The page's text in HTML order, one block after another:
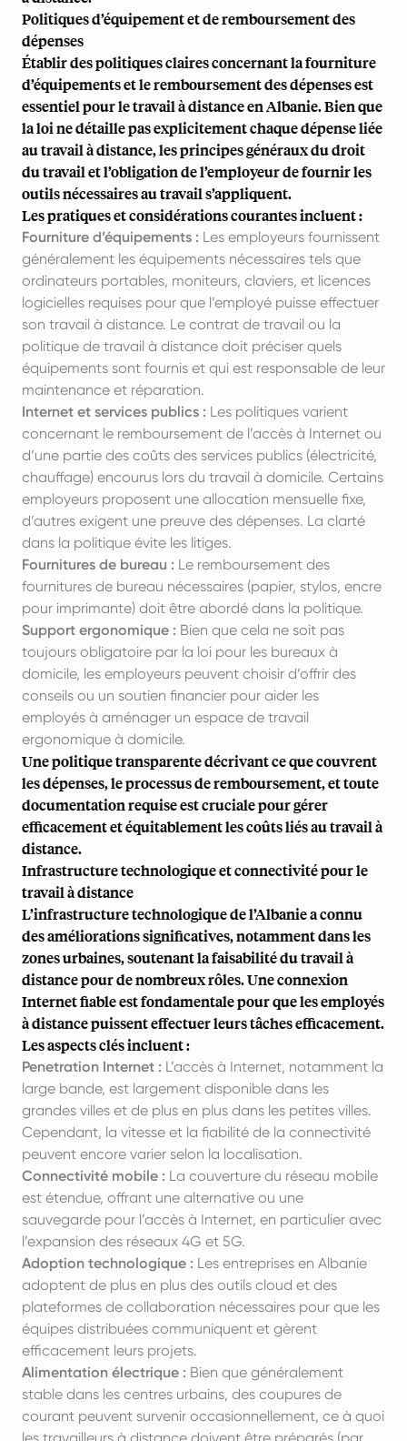
Politiques d’équipement et de remboursement des
dépenses
Établir des politiques claires concernant la fourniture
d’équipements et le remboursement des dépenses est
essentiel pour le travail à distance en Albanie. Bien que
la loi ne détaille pas explicitement chaque dépense liée
au travail à distance, les principes généraux du droit
du travail et l’obligation de l’employeur de fournir les
outils nécessaires au travail s’appliquent.
Les pratiques et considérations courantes incluent :
Fourniture d’équipements : Les employeurs fournissent
généralement les équipements nécessaires tels que
ordinateurs portables, moniteurs, claviers, et licences
logicielles requises pour que l’employé puisse effectuer
son travail à distance. Le contrat de travail ou la
politique de travail à distance doit préciser quels
équipements sont fournis et qui est responsable de leur
maintenance et réparation.
Internet et services publics : Les politiques varient
concernant le remboursement de l’accès à Internet ou
d’une partie des coûts des services publics (électricité,
chauffage) encourus lors du travail à domicile. Certains
employeurs proposent une allocation mensuelle fixe,
d’autres exigent une preuve des dépenses. La clarté
dans la politique évite les litiges.
Fournitures de bureau : Le remboursement des
fournitures de bureau nécessaires (papier, stylos, encre
pour imprimante) doit être abordé dans la politique.
Support ergonomique : Bien que cela ne soit pas
toujours obligatoire par la loi pour les bureaux à
domicile, les employeurs peuvent choisir d’offrir des
conseils ou un soutien financier pour aider les
employés à aménager un espace de travail
ergonomique à domicile.
Une politique transparente décrivant ce que couvrent
les dépenses, le processus de remboursement, et toute
documentation requise est cruciale pour gérer
efficacement et équitablement les coûts liés au travail à
distance.
Infrastructure technologique et connectivité pour le
travail à distance
L’infrastructure technologique de l’Albanie a connu
des améliorations significatives, notamment dans les
zones urbaines, soutenant la faisabilité du travail à
distance pour de nombreux rôles. Une connexion
Internet fiable est fondamentale pour que les employés
à distance puissent effectuer leurs tâches efficacement.
Les aspects clés incluent :
Penetration Internet : L’accès à Internet, notamment la
large bande, est largement disponible dans les
grandes villes et de plus en plus dans les petites villes.
Cependant, la vitesse et la fiabilité de la connectivité
peuvent encore varier selon la localisation.
Connectivité mobile : La couverture du réseau mobile
est étendue, offrant une alternative ou une
sauvegarde pour l’accès à Internet, en particulier avec
l’expansion des réseaux 4G et 5G.
Adoption technologique : Les entreprises en Albanie
adoptent de plus en plus des outils cloud et des
plateformes de collaboration nécessaires pour que les
équipes distribuées communiquent et gèrent
efficacement leurs projets.
Alimentation électrique : Bien que généralement
stable dans les centres urbains, des coupures de
courant peuvent survenir occasionnellement, ce à quoi